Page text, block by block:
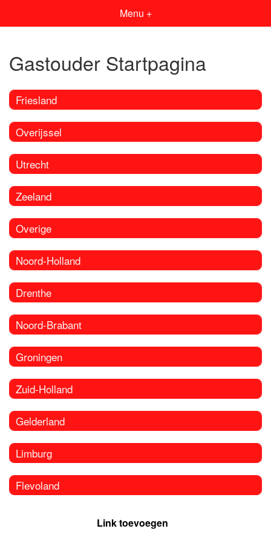
Menu +
Gastouder Startpagina
Friesland
Overijssel
Utrecht
Zeeland
Overige
Noord-Holland
Drenthe
Noord-Brabant
Groningen
Zuid-Holland
Gelderland
Limburg
Flevoland
Link toevoegen